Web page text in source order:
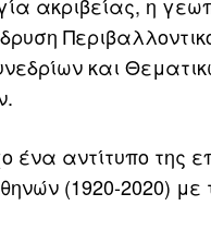
και
αντίτυπο της
(1920-2020)